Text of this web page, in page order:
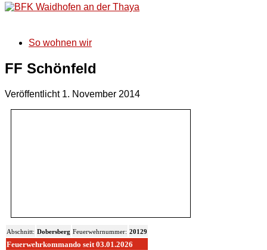
So wohnen wir
FF Schönfeld
Veröffentlicht 1. November 2014
Abschnitt: Dobersberg Feuerwehrnummer: 20129
Feuerwehrkommando seit 03.01.2026